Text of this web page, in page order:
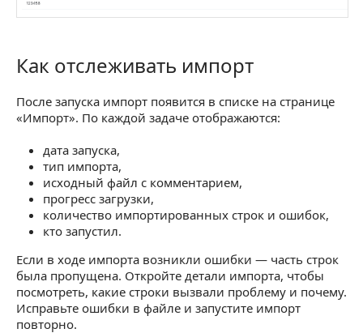
Как отслеживать импорт
Как отслеживать импорт
После запуска импорт появится в списке на странице
«Импорт». По каждой задаче отображаются:
дата запуска,
тип импорта,
исходный файл с комментарием,
прогресс загрузки,
количество импортированных строк и ошибок,
кто запустил.
Если в ходе импорта возникли ошибки — часть строк
была пропущена. Откройте детали импорта, чтобы
посмотреть, какие строки вызвали проблему и почему.
Исправьте ошибки в файле и запустите импорт
повторно.